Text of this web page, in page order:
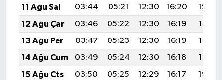
11 Ağu Sal
03:44 05:21 12:30 16:20
19:30
12 Ağu Çar
03:46 05:22 12:30 16:19
19:28
13 Ağu Per
03:47 05:23 12:30 16:19
19:27
14 Ağu Cum
03:49 05:24 12:30 16:18
19:26
15 Ağu Cts
03:50 05:25 12:29 16:17
19:24